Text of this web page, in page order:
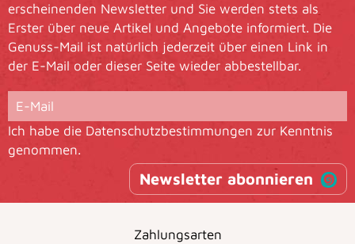
erscheinenden Newsletter und Sie werden stets als
Erster über neue Artikel und Angebote informiert. Die
Genuss-Mail ist natürlich jederzeit über einen Link in
der E-Mail oder dieser Seite wieder abbestellbar.
Ich habe die Datenschutzbestimmungen zur Kenntnis
genommen.
Newsletter abonnieren
Zahlungsarten